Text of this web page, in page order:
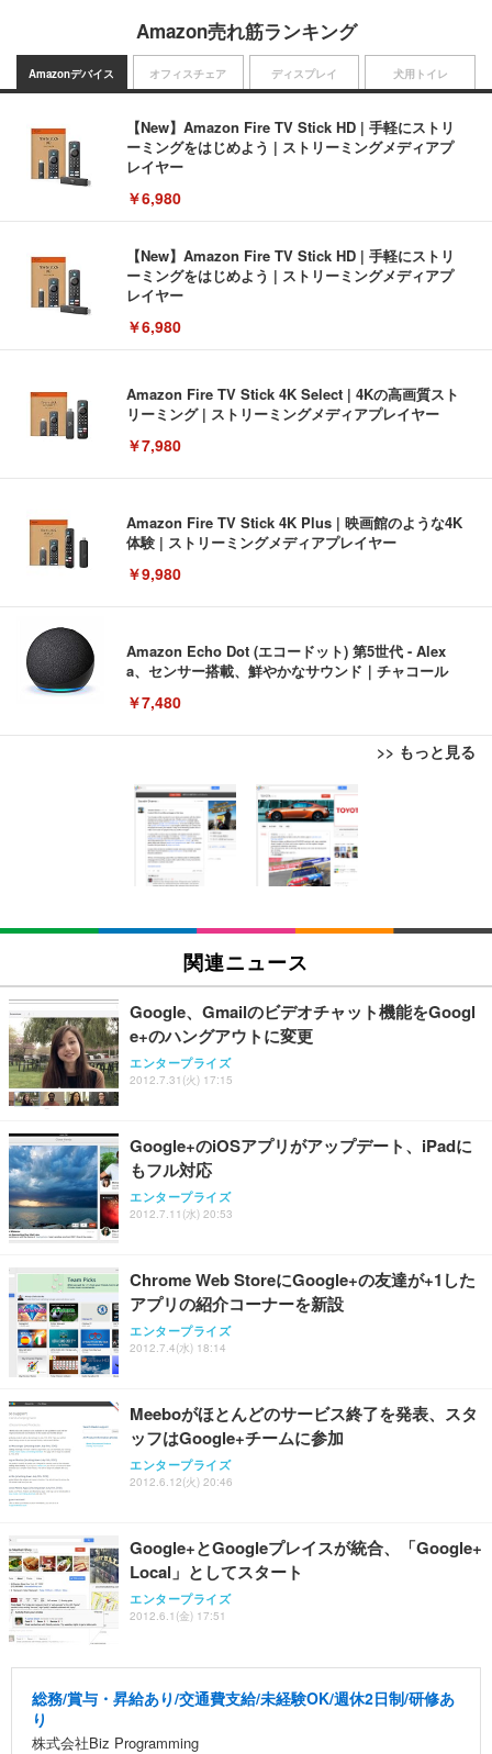
Amazon売れ筋ランキング
Amazonデバイス
【New】Amazon Fire TV Stick HD | 手軽にストリ
ーミングをはじめよう | ストリーミングメディアプ
レイヤー
￥6,980
【New】Amazon Fire TV Stick HD | 手軽にストリ
ーミングをはじめよう | ストリーミングメディアプ
レイヤー
￥6,980
Amazon Fire TV Stick 4K Select | 4Kの高画質スト
リーミング | ストリーミングメディアプレイヤー
￥7,980
Amazon Fire TV Stick 4K Plus | 映画館のような4K
体験 | ストリーミングメディアプレイヤー
￥9,980
Amazon Echo Dot (エコードット) 第5世代 - Alex
a、センサー搭載、鮮やかなサウンド｜チャコール
￥7,480
>> もっと見る
オフィスチェア
[EdoErgo] オフィスチェア 椅子 テレワーク 疲れな
い 跳ね上げ式アームレスト コンパクト 約105度ロッ
キング pc 事務椅子 360度回転 座面昇降 強化ナイロ
ン樹脂ベース 通気性メッシュ 在宅ワーク H-WY01
(黒網+黒枠+黒足)
￥5,699
SIHOO B100 オフィスチェア／デスクチェア メッシ
ュチェア 人間工学 疲れない ブラック
￥27,999
Sezlife オフィスチェア デスクチェア 疲れない テレ
ワーク チェア 強化バックレスト 30度ロッキング機
能 人間工学 椅子 腰サポート 90度跳ね上げ式アーム
ョン PCチェア 通気性メッシュ ゲーミング/勉強/事
務用 おしゃれ パソコンチェア (ブラック)
Sezlife オフィスチェア デスクチェア 疲れない テレ
ワーク チェア 強化バックレスト 30度ロッキング機
能 人間工学 椅子 腰サポート 90度跳ね上げ式アーム
務用 おしゃれ パソコンチェア (ホワイト)
ANDWINT オフィスチェア デスクチェア 肘なし メ
ッシュ 通気性 ランバーサポート付き 腰サポート ガ
ス圧無段階昇降 360度回転 キャスター付き コンパク
ディスプレイ
EIZO ビジネス向けプレミアムモニター | FlexScan
EV3240X-WT | 31.5型4K UHD・USB Type-C・ホワ
イト
￥105,595
EIZO ビジネス向けプレミアムモニター | FlexScan
￥109,572
【純正品】27"ゲーミングモニター DualSense 充電
フック付き（CFI-ZDM1J）
【整備済み品】Dell E2724HS 27インチ 液晶モニタ
ー フルHD（1920×1080）VA 非光沢 HDMI/DisplayP
ort/VGA スピーカー内蔵 高さ調整 スイベル VESA対
【MiniLED/24.5inch/280Hz/FHD】GRAPHT THE S
HOOTER Gaming Monitor 24” Essential ゲーミン
グモニター QD 24.5インチ 1ms FHD 量子ドット 残
犬用トイレ
Amazonベーシック ペットシーツ 薄型 レギュラー 1
回使い捨て 無香料 ホワイト 300枚
￥3,373
Amazonベーシック ペットシーツ 厚型 ワイド 42枚
x2袋(84枚) ホワイト(吸収面:ライトブルー)
￥3,234
ネオ・ルーライフ ネオ・オムツ L 中型犬用 26枚入
り 単品
Smart Basic(スマートベーシック) 【Amazon.co.jp
限定】 Smart Basic アイリスオーヤマ ペットシーツ
超厚型 お徳用 ワイド 100枚入 (x 1) (ケース販売)
アイリスオーヤマ ペットシーツ 超厚型 お徳用 レギ
ュラー 200枚入【Amazon.co.jp限定】
関連ニュース
Google、Gmailのビデオチャット機能をGoogl
e+のハングアウトに変更
エンタープライズ
2012.7.31(火) 17:15
Google+のiOSアプリがアップデート、iPadに
もフル対応
エンタープライズ
2012.7.11(水) 20:53
Chrome Web StoreにGoogle+の友達が+1した
アプリの紹介コーナーを新設
エンタープライズ
2012.7.4(水) 18:14
Meeboがほとんどのサービス終了を発表、スタ
ッフはGoogle+チームに参加
エンタープライズ
2012.6.12(火) 20:46
Google+とGoogleプレイスが統合、「Google+
Local」としてスタート
エンタープライズ
2012.6.1(金) 17:51
総務/賞与・昇給あり/交通費支給/未経験OK/週休2日制/研修あ
り
株式会社Biz Programming